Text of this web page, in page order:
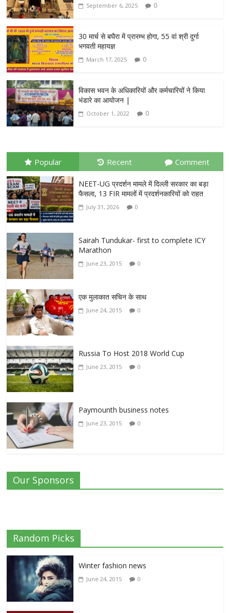
September 6, 2025 0
30 मार्च से बघैरा में प्रारम्भ होगा, 55 वां श्री दुर्गा
भगवती महायज्ञ
March 17, 2025 0
विकास भवन के अधिकारियों और कर्मचारियों ने किया
भंडारे का आयोजन |
October 1, 2022 0
Popular Recent Comment
NEET-UG प्रदर्शन मामले में दिल्ली सरकार का बड़ा
फैसला, 13 FIR मामलों में प्रदर्शनकारियों को राहत
July 31, 2026 0
Sairah Tundukar- first to complete ICY
Marathon
June 23, 2015 0
एक मुलाकात सचिन के साथ
June 24, 2015 0
Russia To Host 2018 World Cup
June 23, 2015 0
Paymounth business notes
June 23, 2015 0
Our Sponsors
Random Picks
Winter fashion news
June 24, 2015 0